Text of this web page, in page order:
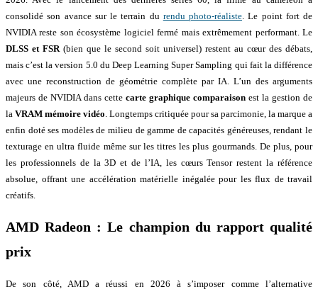
consolidé son avance sur le terrain du rendu photo-réaliste. Le point fort de
NVIDIA reste son écosystème logiciel fermé mais extrêmement performant. Le
DLSS et FSR(bien que le second soit universel) restent au cœur des débats,
mais c’est la version 5.0 du Deep Learning Super Sampling qui fait la différence
avec une reconstruction de géométrie complète par IA. L’un des arguments
majeurs de NVIDIA dans cette carte graphique comparaison est la gestion de
la VRAM mémoire vidéo. Longtemps critiquée pour sa parcimonie, la marque a
enfin doté ses modèles de milieu de gamme de capacités généreuses, rendant le
texturage en ultra fluide même sur les titres les plus gourmands. De plus, pour
les professionnels de la 3D et de l’IA, les cœurs Tensor restent la référence
absolue, offrant une accélération matérielle inégalée pour les flux de travail
créatifs.
AMD Radeon : Le champion du rapport qualité
prix
De son côté, AMD a réussi en 2026 à s’imposer comme l’alternative